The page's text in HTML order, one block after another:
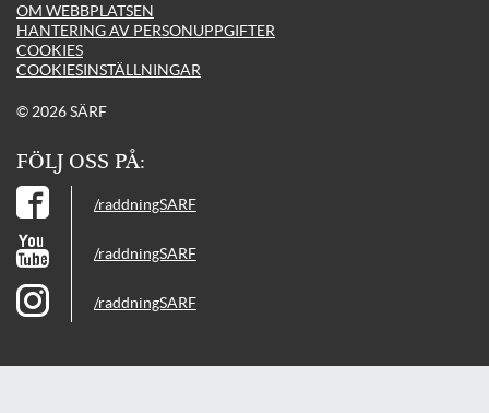
OM WEBBPLATSEN
HANTERING AV PERSONUPPGIFTER
COOKIES
COOKIESINSTÄLLNINGAR
© 2026 SÄRF
FÖLJ OSS PÅ:
/raddningSARF
/raddningSARF
/raddningSARF